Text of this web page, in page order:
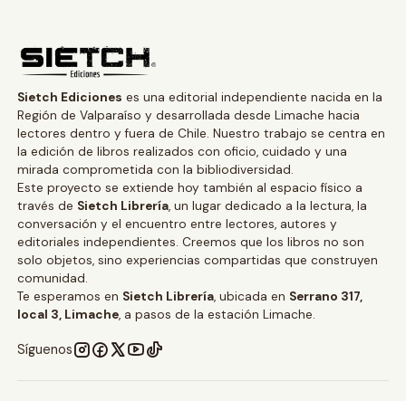
Sietch Ediciones es una editorial independiente nacida en la
Región de Valparaíso y desarrollada desde Limache hacia
lectores dentro y fuera de Chile. Nuestro trabajo se centra en
la edición de libros realizados con oficio, cuidado y una
mirada comprometida con la bibliodiversidad.
Este proyecto se extiende hoy también al espacio físico a
través de Sietch Librería, un lugar dedicado a la lectura, la
conversación y el encuentro entre lectores, autores y
editoriales independientes. Creemos que los libros no son
solo objetos, sino experiencias compartidas que construyen
comunidad.
Te esperamos en Sietch Librería, ubicada en Serrano 317,
local 3, Limache, a pasos de la estación Limache.
Síguenos